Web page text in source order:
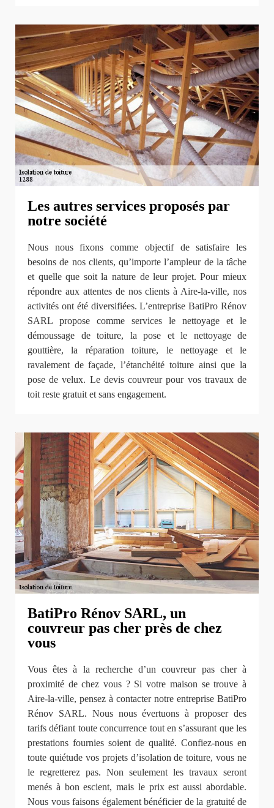
Les autres services proposés par
notre société
Nous nous fixons comme objectif de satisfaire les
besoins de nos clients, qu’importe l’ampleur de la tâche
et quelle que soit la nature de leur projet. Pour mieux
répondre aux attentes de nos clients à Aire-la-ville, nos
activités ont été diversifiées. L’entreprise BatiPro Rénov
SARL propose comme services le nettoyage et le
démoussage de toiture, la pose et le nettoyage de
gouttière, la réparation toiture, le nettoyage et le
ravalement de façade, l’étanchéité toiture ainsi que la
pose de velux. Le devis couvreur pour vos travaux de
toit reste gratuit et sans engagement.
BatiPro Rénov SARL, un
couvreur pas cher près de chez
vous
Vous êtes à la recherche d’un couvreur pas cher à
proximité de chez vous ? Si votre maison se trouve à
Aire-la-ville, pensez à contacter notre entreprise BatiPro
Rénov SARL. Nous nous évertuons à proposer des
tarifs défiant toute concurrence tout en s’assurant que les
prestations fournies soient de qualité. Confiez-nous en
toute quiétude vos projets d’isolation de toiture, vous ne
le regretterez pas. Non seulement les travaux seront
menés à bon escient, mais le prix est aussi abordable.
Nous vous faisons également bénéficier de la gratuité de